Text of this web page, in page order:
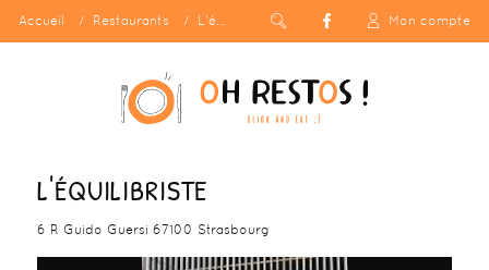
Accueil Restaurants L'équilibriste Mon compte
L'ÉQUILIBRISTE
6 R Guido Guersi 67100 Strasbourg